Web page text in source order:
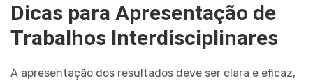
Dicas para Apresentação de
Trabalhos Interdisciplinares
A apresentação dos resultados deve ser clara e eficaz,